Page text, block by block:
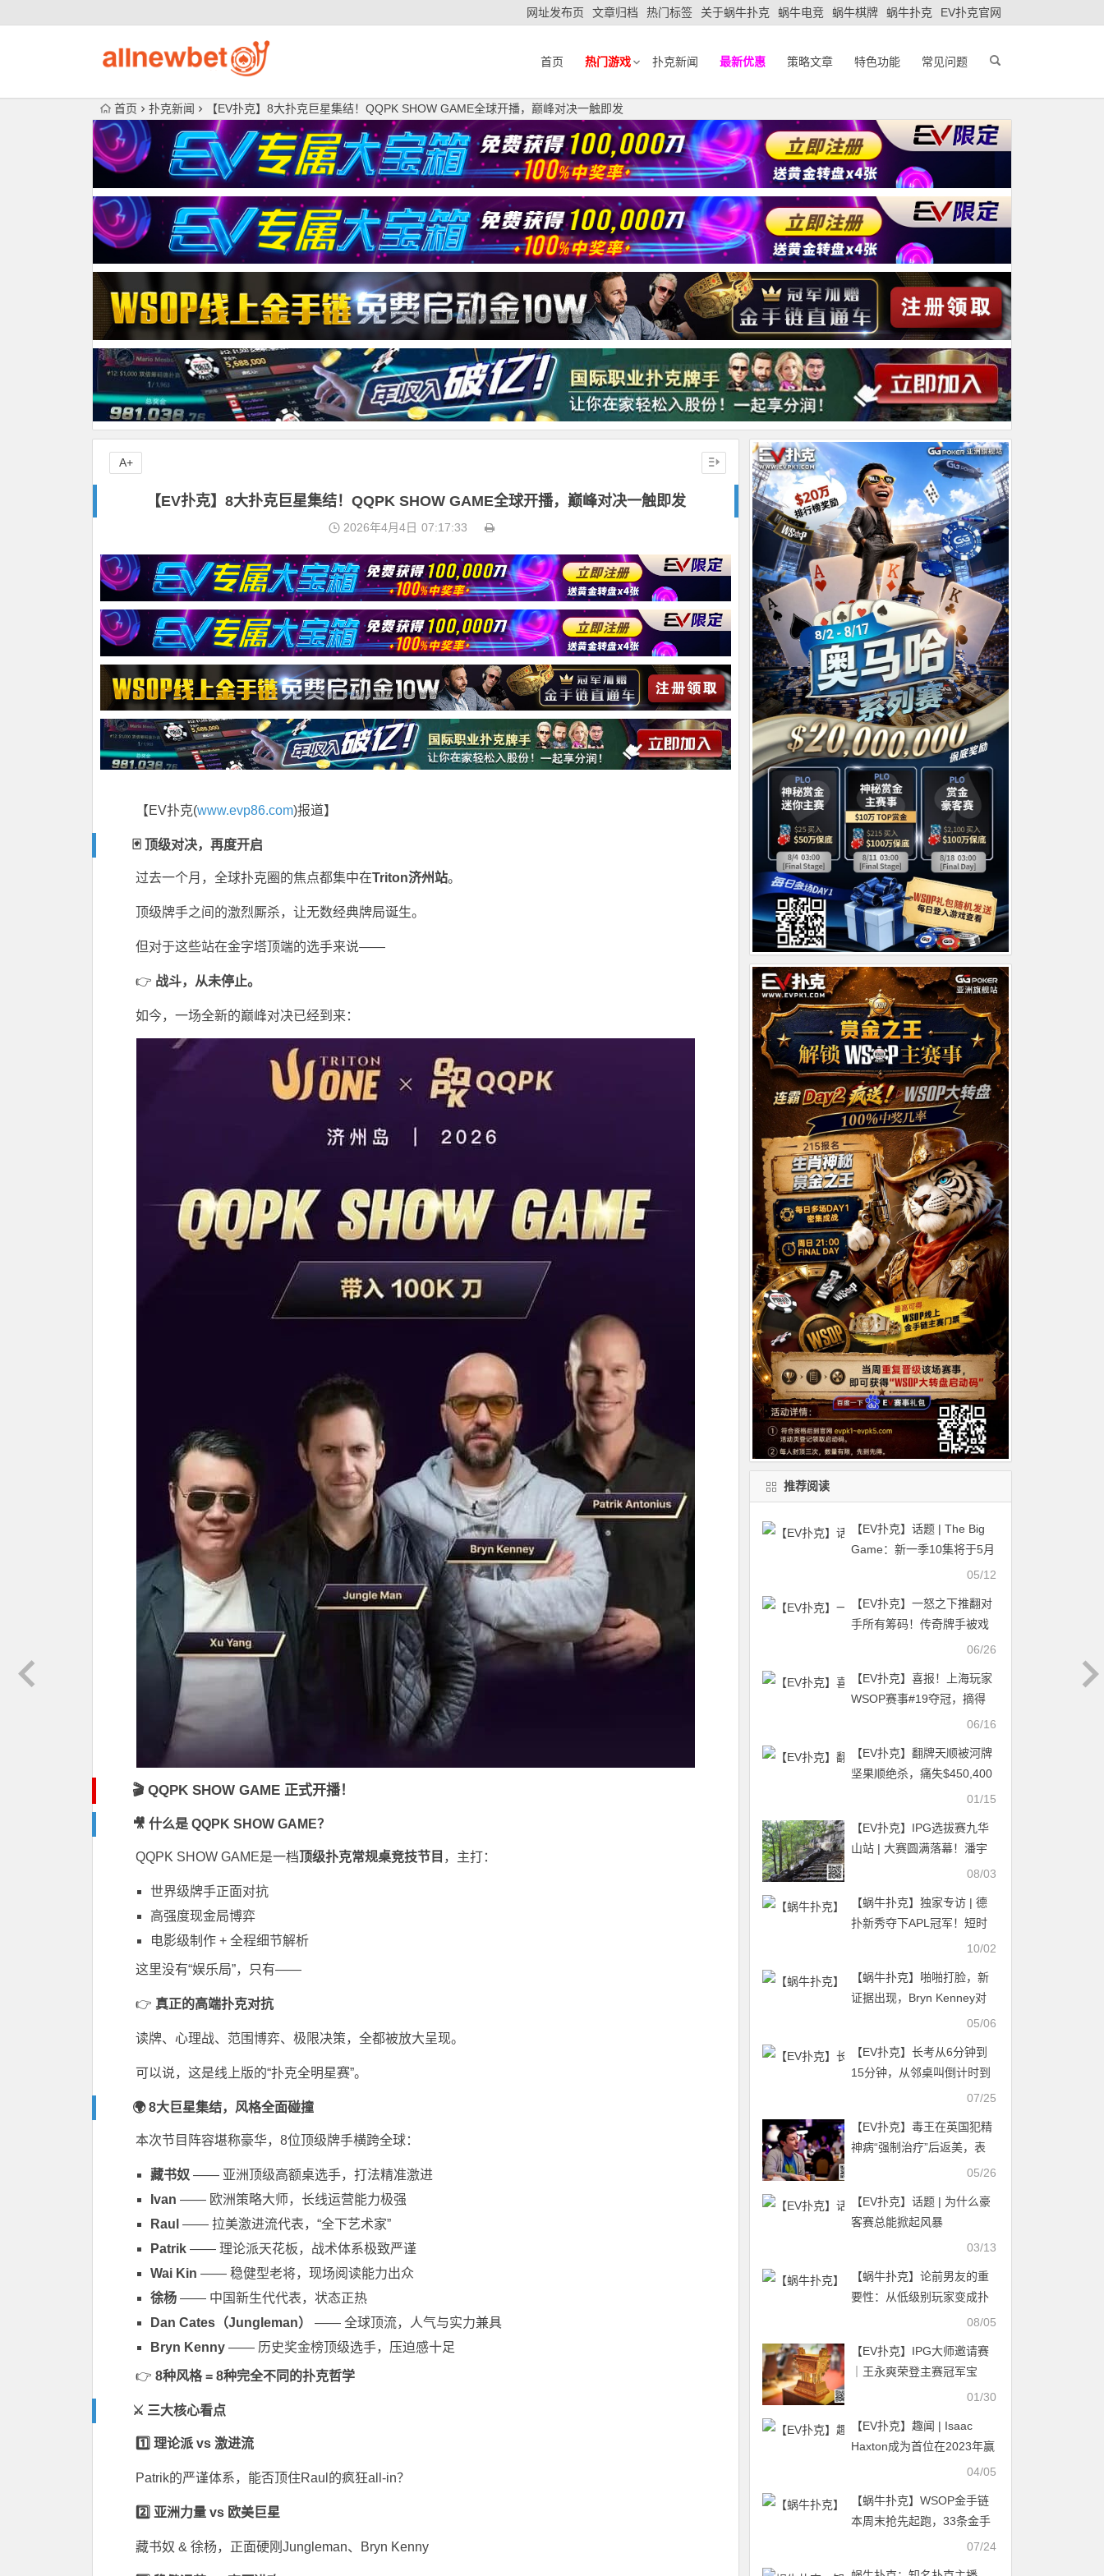
网址发布页 文章归档 热门标签 关于蜗牛扑克 蜗牛电竞 蜗牛棋牌 蜗牛扑克 EV扑克官网
首页 热门游戏 扑克新闻 最新优惠 策略文章 特色功能 常见问题
首页 扑克新闻 【EV扑克】8大扑克巨星集结！QQPK SHOW GAME全球开播，巅峰对决一触即发
【EV扑克】8大扑克巨星集结！QQPK SHOW GAME全球开播，巅峰对决一触即发
2026年4月4日 07:17:33
【EV扑克(www.evp86.com)报道】
🃏 顶级对决，再度开启
过去一个月，全球扑克圈的焦点都集中在Triton济州站。
顶级牌手之间的激烈厮杀，让无数经典牌局诞生。
但对于这些站在金字塔顶端的选手来说——
👉 战斗，从未停止。
如今，一场全新的巅峰对决已经到来：
🎬 QQPK SHOW GAME 正式开播！
🎥 什么是 QQPK SHOW GAME？
QQPK SHOW GAME是一档顶级扑克常规桌竞技节目 ，主打：
世界级牌手正面对抗
高强度现金局博弈
电影级制作 + 全程细节解析
这里没有“娱乐局”，只有——
👉 真正的高端扑克对抗
读牌、心理战、范围博弈、极限决策，全都被放大呈现。
可以说，这是线上版的“扑克全明星赛”。
🌍 8大巨星集结，风格全面碰撞
本次节目阵容堪称豪华，8位顶级牌手横跨全球：
藏书奴 —— 亚洲顶级高额桌选手，打法精准激进
Ivan —— 欧洲策略大师，长线运营能力极强
Raul —— 拉美激进流代表，“全下艺术家”
Patrik —— 理论派天花板，战术体系极致严谨
Wai Kin —— 稳健型老将，现场阅读能力出众
徐杨 —— 中国新生代代表，状态正热
Dan Cates （Jungleman）
—— 全球顶流，人气与实力兼具
Bryn Kenny —— 历史奖金榜顶级选手，压迫感十足
👉 8种风格 = 8种完全不同的扑克哲学
⚔️ 三大核心看点
1️⃣ 理论派 vs 激进流
Patrik的严谨体系，能否顶住Raul的疯狂all-in？
2️⃣ 亚洲力量 vs 欧美巨星
藏书奴 & 徐杨，正面硬刚Jungleman、Bryn Kenny
A+
推荐阅读
【EV扑克】话题 | The Big
Game：新一季10集将于5月
05/12
【EV扑克】一怒之下推翻对
手所有筹码！传奇牌手被戏
06/26
【EV扑克】喜报！上海玩家
WSOP赛事#19夺冠，摘得
个人及本届比赛国人首条金
06/16
【EV扑克】翻牌天顺被河牌
坚果顺绝杀，痛失$450,400
01/15
【EV扑克】IPG选拔赛九华
山站 | 大赛圆满落幕！潘宇
文势不可挡，凶悍打法力克
08/03
【蜗牛扑克】独家专访 | 德
扑新秀夺下APL冠军！短时
间内进步神速的秘诀 看过的
10/02
【蜗牛扑克】啪啪打脸，新
证据出现，Bryn Kenney对
05/06
【EV扑克】长考从6分钟到
15分钟，从邻桌叫倒计时到
全场沉默，一场全场“伙牌”
革
07/25
【EV扑克】毒王在英国犯精
神病“强制治疗”后返美，表
05/26
【EV扑克】话题 | 为什么豪
客赛总能掀起风暴
03/13
【蜗牛扑克】论前男友的重
要性：从低级别玩家变成扑
克百万富翁，她说感谢前男
08/05
【EV扑克】IPG大师邀请赛
｜王永爽荣登主赛冠军宝
座，将“大金鼎”荣耀留驻山
01/30
【EV扑克】趣闻 | Isaac
Haxton成为首位在2023年赢
得500万美元奖金的玩家04/05
【蜗牛扑克】​WSOP金手链
本周末抢先起跑，33条金手
链线上争霸赛完整赛程表07/24